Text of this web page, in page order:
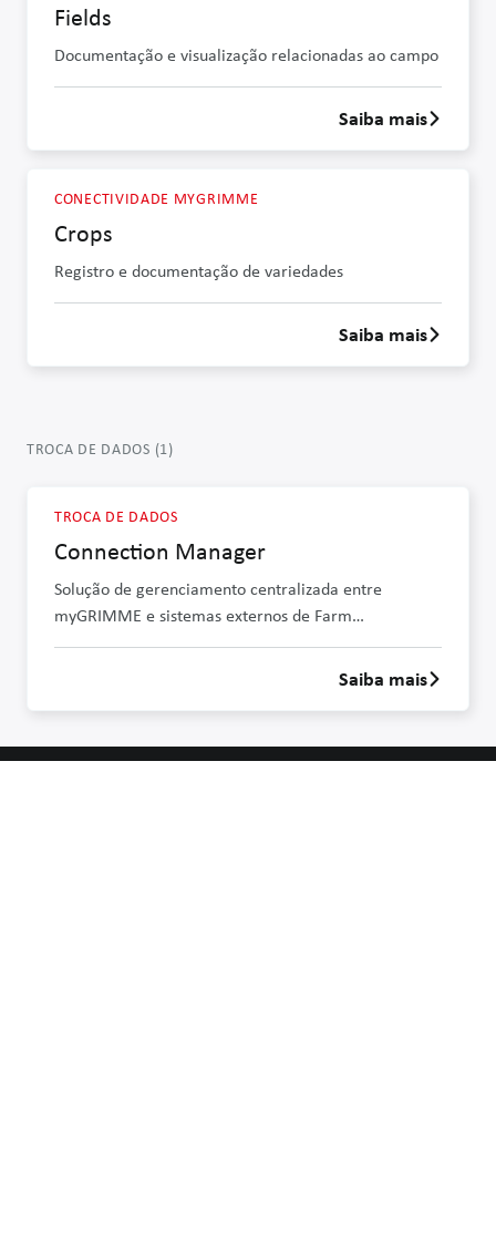
Fields
Documentação e visualização relacionadas ao campo
Saber mais
Saiba mais
CONECTIVIDADE MYGRIMME
Crops
Registro e documentação de variedades
Saber mais
Saiba mais
TROCA DE DADOS (1)
TROCA DE DADOS
Connection Manager
Solução de gerenciamento centralizada entre
myGRIMME e sistemas externos de Farm
Management
Saber mais
Saiba mais